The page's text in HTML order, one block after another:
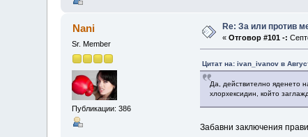
Nani
Sr. Member
Публикации: 386
Re: За или против
«Отговор #101 -:
Цитат на: ivan_ivanov в
Да, действително яденето
хлорхексидин, който
Забавни заключения